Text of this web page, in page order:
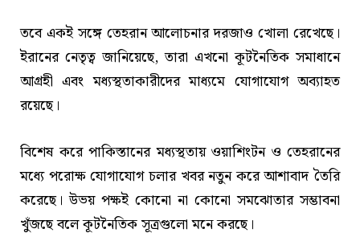
তবে একই সঙ্গে তেহরান আলোচনার দরজাও খোলা রেখেছে।
ইরানের নেতৃত্ব জানিয়েছে, তারা এখনো কূটনৈতিক সমাধানে
আগ্রহী এবং মধ্যস্থতাকারীদের মাধ্যমে যোগাযোগ অব্যাহত
রয়েছে।
বিশেষ করে পাকিস্তানের মধ্যস্থতায় ওয়াশিংটন ও তেহরানের
মধ্যে পরোক্ষ যোগাযোগ চলার খবর নতুন করে আশাবাদ তৈরি
করেছে। উভয় পক্ষই কোনো না কোনো সমঝোতার সম্ভাবনা
খুঁজছে বলে কূটনৈতিক সূত্রগুলো মনে করছে।